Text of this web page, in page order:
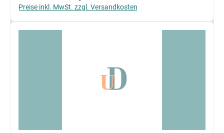
Preise inkl. MwSt. zzgl. Versandkosten